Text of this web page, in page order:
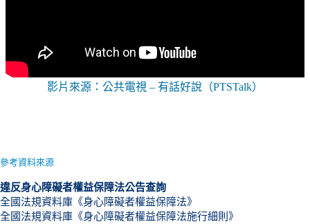
影片來源：公共電視 – 有話好說（PTSTalk）
參考資料來源
違反身心障礙者權益保障法公告查詢
全國法規資料庫《身心障礙者權益保障法》
全國法規資料庫《身心障礙者權益保障法施行細則》